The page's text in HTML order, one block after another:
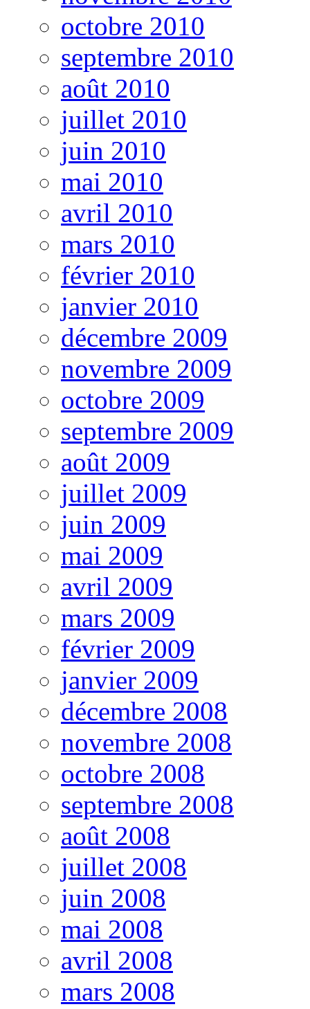
octobre 2010
septembre 2010
août 2010
juillet 2010
juin 2010
mai 2010
avril 2010
mars 2010
février 2010
janvier 2010
décembre 2009
novembre 2009
octobre 2009
septembre 2009
août 2009
juillet 2009
juin 2009
mai 2009
avril 2009
mars 2009
février 2009
janvier 2009
décembre 2008
novembre 2008
octobre 2008
septembre 2008
août 2008
juillet 2008
juin 2008
mai 2008
avril 2008
mars 2008